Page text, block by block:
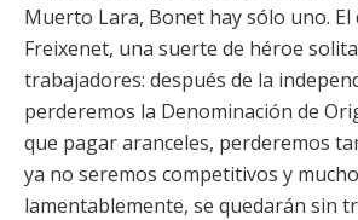
Muerto Lara, Bonet hay sólo uno. El
Freixenet, una suerte de héroe
trabajadores: después de la
perderemos la Denominación de
que pagar aranceles, perderemos
ya no seremos competitivos y
lamentablemente, se quedarán sin